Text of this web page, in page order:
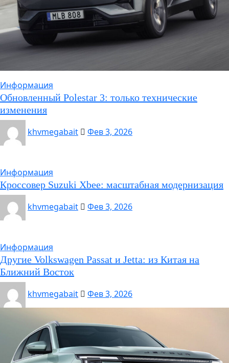
Информация
Обновленный Polestar 3: только технические
изменения
khvmegabait
Фев 3, 2026
Информация
Кроссовер Suzuki Xbee: масштабная модернизация
khvmegabait
Фев 3, 2026
Информация
Другие Volkswagen Passat и Jetta: из Китая на
Ближний Восток
khvmegabait
Фев 3, 2026